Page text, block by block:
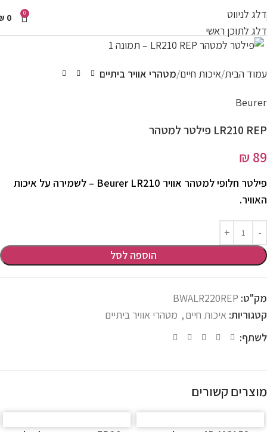
דלג לניווט
דלג לתוכן ראשי
0
0
עמוד הבית איכות חיים מטהרי אוויר ביתיים
Beurer
LR210 REP פילטר למטהר
₪ 89
פילטר חלופי למטהר אוויר Beurer LR210 – לשמירה על איכות
האוויר.
הוספה לסל
מק"ט: BWALR220REP
קטגוריות: איכות חיים, מטהרי אוויר ביתיים
לשתף:
מוצרים קשורים